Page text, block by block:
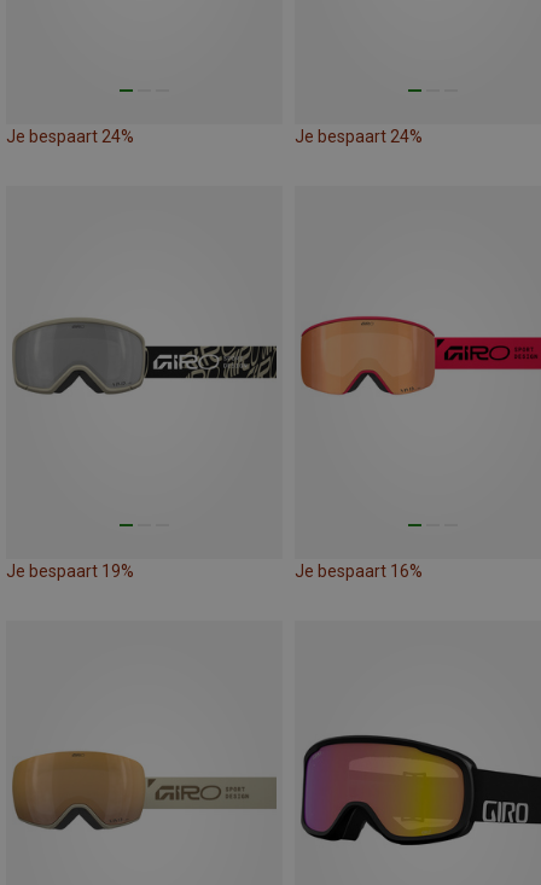
Je bespaart 24% Je bespaart 24%
Je bespaart 19% Je bespaart 16%